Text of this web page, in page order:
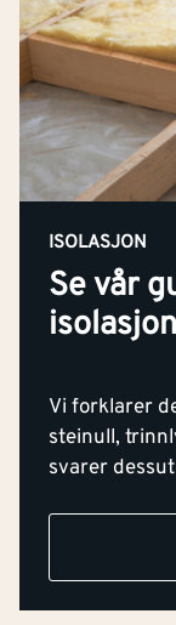
ISOLASJON
Se vår
isolasjon
Vi forklarer
steinull,
svarer